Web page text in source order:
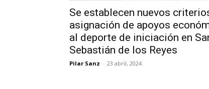
Se establecen nuevos
asignación de apoyos
al deporte de iniciación en
Sebastián de los Reyes
Pilar Sanz - 23 abril, 2024